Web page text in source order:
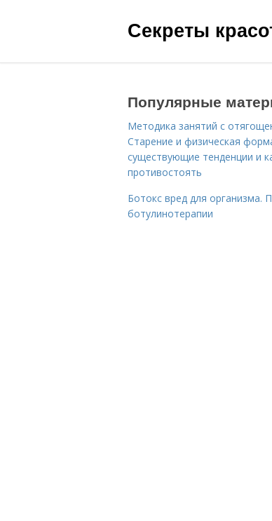
Секреты
Популярные
Методика занятий с
Старение и физическая
существующие тенденции и
противостоять
Ботокс вред для организма.
ботулинотерапии